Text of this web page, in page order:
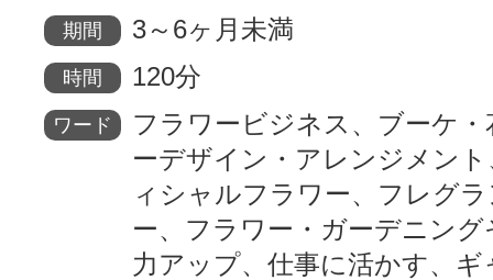
期間 3～6ヶ月未満
時間 120分
ワード
フラワービジネス、ブーケ
ーデザイン・アレンジメン
ィシャルフラワー、フレグ
ー、フラワー・ガーデニング
力アップ、仕事に活かす、ギ